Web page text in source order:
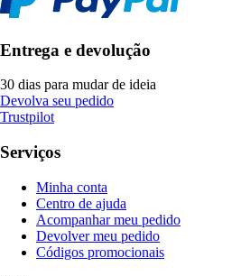
Entrega e devolução
30 dias para mudar de ideia
Devolva seu pedido
Trustpilot
Serviços
Minha conta
Centro de ajuda
Acompanhar meu pedido
Devolver meu pedido
Códigos promocionais